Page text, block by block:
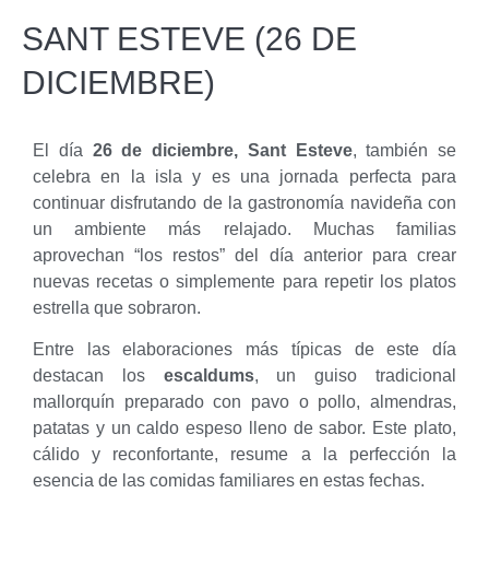
SANT ESTEVE (26 DE
DICIEMBRE)
El día 26 de diciembre, Sant Esteve, también se
celebra en la isla y es una jornada perfecta para
continuar disfrutando de la gastronomía navideña con
un ambiente más relajado. Muchas familias
aprovechan “los restos” del día anterior para crear
nuevas recetas o simplemente para repetir los platos
estrella que sobraron.
Entre las elaboraciones más típicas de este día
destacan los escaldums, un guiso tradicional
mallorquín preparado con pavo o pollo, almendras,
patatas y un caldo espeso lleno de sabor. Este plato,
cálido y reconfortante, resume a la perfección la
esencia de las comidas familiares en estas fechas.